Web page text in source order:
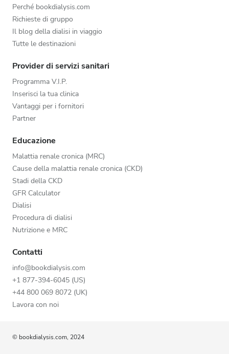
Perché bookdialysis.com
Richieste di gruppo
Il blog della dialisi in viaggio
Tutte le destinazioni
Provider di servizi sanitari
Programma V.I.P.
Inserisci la tua clinica
Vantaggi per i fornitori
Partner
Educazione
Malattia renale cronica (MRC)
Cause della malattia renale cronica (CKD)
Stadi della CKD
GFR Calculator
Dialisi
Procedura di dialisi
Nutrizione e MRC
Contatti
info@bookdialysis.com
+1 877-394-6045 (US)
+44 800 069 8072 (UK)
Lavora con noi
© bookdialysis.com, 2024